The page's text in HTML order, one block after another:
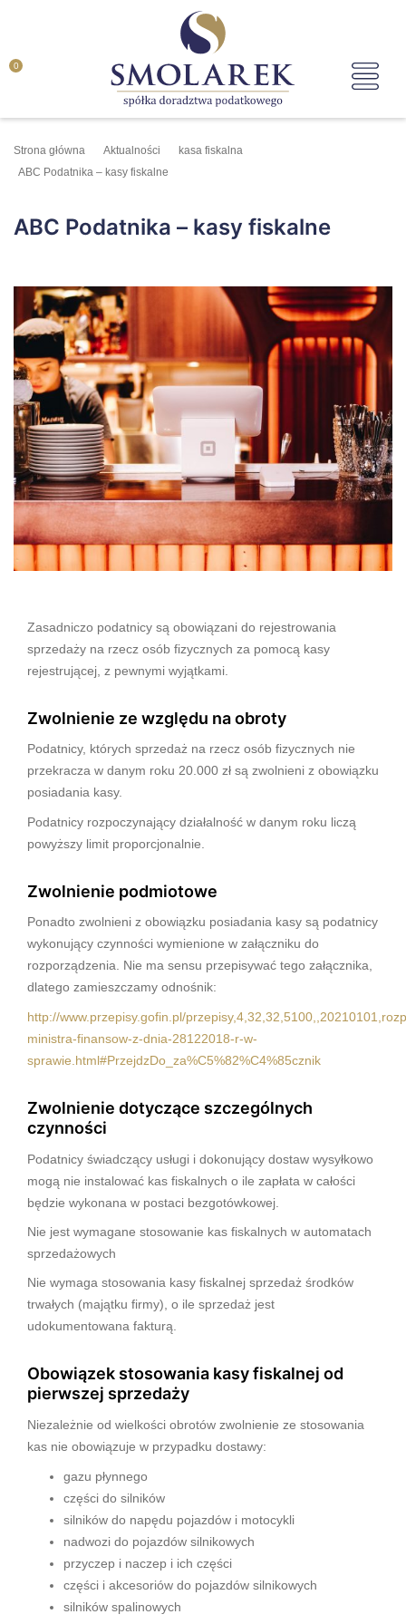
0
Strona główna Aktualności
kasa fiskalna
ABC Podatnika – kasy fiskalne
ABC Podatnika – kasy fiskalne
Zasadniczo podatnicy są obowiązani do rejestrowania
sprzedaży na rzecz osób fizycznych za pomocą kasy
rejestrującej, z pewnymi wyjątkami.
Zwolnienie ze względu na obroty
Podatnicy, których sprzedaż na rzecz osób fizycznych nie
przekracza w danym roku 20.000 zł są zwolnieni z obowiązku
posiadania kasy.
Podatnicy rozpoczynający działalność w danym roku liczą
powyższy limit proporcjonalnie.
Zwolnienie podmiotowe
Ponadto zwolnieni z obowiązku posiadania kasy są podatnicy
wykonujący czynności wymienione w załączniku do
rozporządzenia. Nie ma sensu przepisywać tego załącznika,
dlatego zamieszczamy odnośnik:
http://www.przepisy.gofin.pl/
ministra-finansow-z-dnia-28122018-r-w-
sprawie.html#PrzejdzDo_za%C5%82%C4%85cznik
Zwolnienie dotyczące szczególnych
czynności
Podatnicy świadczący usługi i dokonujący dostaw wysyłkowo
mogą nie instalować kas fiskalnych o ile zapłata w całości
będzie wykonana w postaci bezgotówkowej.
Nie jest wymagane stosowanie kas fiskalnych w automatach
sprzedażowych
Nie wymaga stosowania kasy fiskalnej sprzedaż środków
trwałych (majątku firmy), o ile sprzedaż jest
udokumentowana fakturą.
Obowiązek stosowania kasy fiskalnej od
pierwszej sprzedaży
Niezależnie od wielkości obrotów zwolnienie ze stosowania
kas nie obowiązuje w przypadku dostawy:
gazu płynnego
części do silników
silników do napędu pojazdów i motocykli
nadwozi do pojazdów silnikowych
przyczep i naczep i ich części
części i akcesoriów do pojazdów silnikowych
silników spalinowych